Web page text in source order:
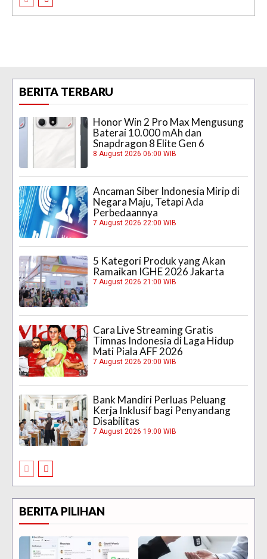
BERITA TERBARU
Honor Win 2 Pro Max Mengusung
Baterai 10.000 mAh dan
Snapdragon 8 Elite Gen 6
8 August 2026 06:00 WIB
Ancaman Siber Indonesia Mirip di
Negara Maju, Tetapi Ada
Perbedaannya
7 August 2026 22:00 WIB
5 Kategori Produk yang Akan
Ramaikan IGHE 2026 Jakarta
7 August 2026 21:00 WIB
Cara Live Streaming Gratis
Timnas Indonesia di Laga Hidup
Mati Piala AFF 2026
7 August 2026 20:00 WIB
Bank Mandiri Perluas Peluang
Kerja Inklusif bagi Penyandang
Disabilitas
7 August 2026 19:00 WIB
BERITA PILIHAN